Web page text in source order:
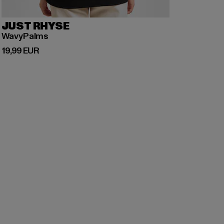
JUST RHYSE
WavyPalms
19,99 EUR
Prix courant: 19,99 EUR